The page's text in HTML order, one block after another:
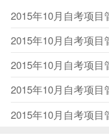
2015年10月自考项
2015年10月自考项
2015年10月自考项目
2015年10月自考项
2015年10月自考项